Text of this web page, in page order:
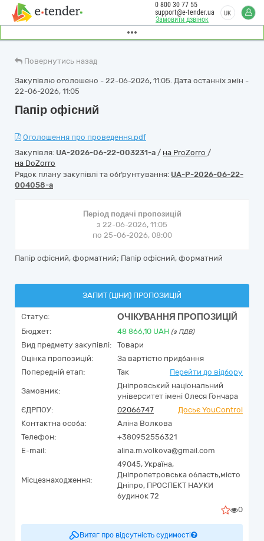
Замовити дзвінок
0 800 30 77 55
support@e-tender.ua
UK
Повернутись назад
Закупівлю оголошено - 22-06-2026, 11:05. Дата останніх змін -
22-06-2026, 11:05
Папір офісний
Оголошення про проведення.pdf
Закупівля: UA-2026-06-22-003231-a / на ProZorro /
на DoZorro
Рядок плану закупівлі та обґрунтування: UA-P-2026-06-22-
004058-a
Період подачі пропозицій
з 22-06-2026, 11:05
по 25-06-2026, 08:00
Папір офісний, форматний; Папір офісний, форматний
ЗАПИТ (ЦІНИ) ПРОПОЗИЦІЙ
Статус: ОЧІКУВАННЯ ПРОПОЗИЦІЙ
Бюджет: 48 866,10 UAH (з ПДВ)
Вид предмету закупівлі:
Товари
Оцінка пропозицій:
За вартістю придбання
Попередній етап:
Так Перейти до відбору
Замовник:
Дніпровський національний
університет імені Олеся Гончара
ЄДРПОУ:
02066747
Досьє YouControl
Контактна особа:
Аліна Волкова
Телефон:
+380952556321
E-mail:
alina.m.volkova@gmail.com
Місцезнаходження:
49045, Україна,
Дніпропетровська область,місто
Дніпро, ПРОСПЕКТ НАУКИ
будинок 72
0
Витяг про відсутність судимості